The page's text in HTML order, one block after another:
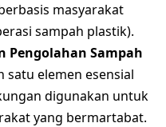
masyarakat
sampah plastik).
Pengolahan Sampah
satu elemen esensial
digunakan untuk
yang bermartabat.